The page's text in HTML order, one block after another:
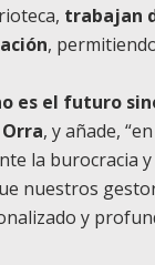
trabajan
,
es el futuro
, y añade,
la burocracia
nuestros
y